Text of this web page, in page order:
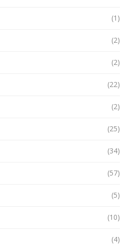
(1)
(2)
(2)
(22)
(2)
(25)
(34)
(57)
(5)
(10)
(4)